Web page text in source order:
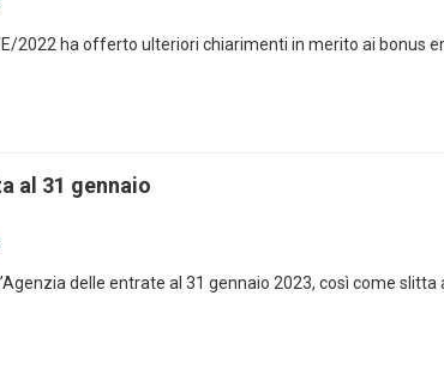
E/2022 ha offerto ulteriori chiarimenti in merito ai bonus
al 31 gennaio
delle entrate al 31 gennaio 2023, così come slitta